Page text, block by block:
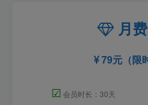
月
79元（限
☑ 会员时长：30天